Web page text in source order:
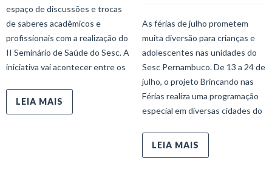
espaço de discussões e trocas
de saberes acadêmicos e
profissionais com a realização do
II Seminário de Saúde do Sesc. A
iniciativa vai acontecer entre os
LEIA MAIS
As férias de julho prometem
muita diversão para crianças e
adolescentes nas unidades do
Sesc Pernambuco. De 13 a 24 de
julho, o projeto Brincando nas
Férias realiza uma programação
especial em diversas cidades do
LEIA MAIS